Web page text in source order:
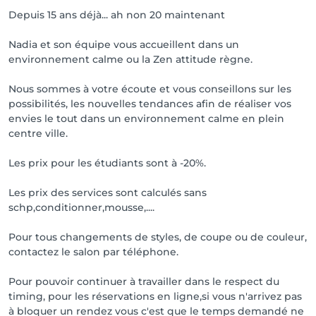
Depuis 15 ans déjà... ah non 20 maintenant
Nadia et son équipe vous accueillent dans un
environnement calme ou la Zen attitude règne.
Nous sommes à votre écoute et vous conseillons sur les
possibilités, les nouvelles tendances afin de réaliser vos
envies le tout dans un environnement calme en plein
centre ville.
Les prix pour les étudiants sont à -20%.
Les prix des services sont calculés sans
schp,conditionner,mousse,....
Pour tous changements de styles, de coupe ou de couleur,
contactez le salon par téléphone.
Pour pouvoir continuer à travailler dans le respect du
timing, pour les réservations en ligne,si vous n'arrivez pas
à bloquer un rendez vous c'est que le temps demandé ne